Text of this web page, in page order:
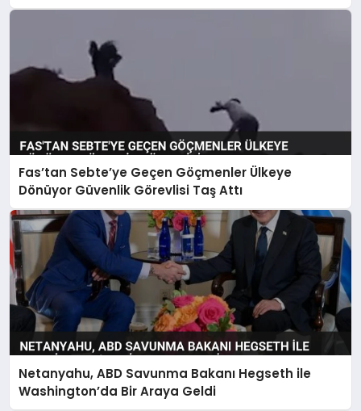
Fas’tan Sebte’ye Geçen Göçmenler Ülkeye
Dönüyor Güvenlik Görevlisi Taş Attı
Netanyahu, ABD Savunma Bakanı Hegseth ile
Washington’da Bir Araya Geldi